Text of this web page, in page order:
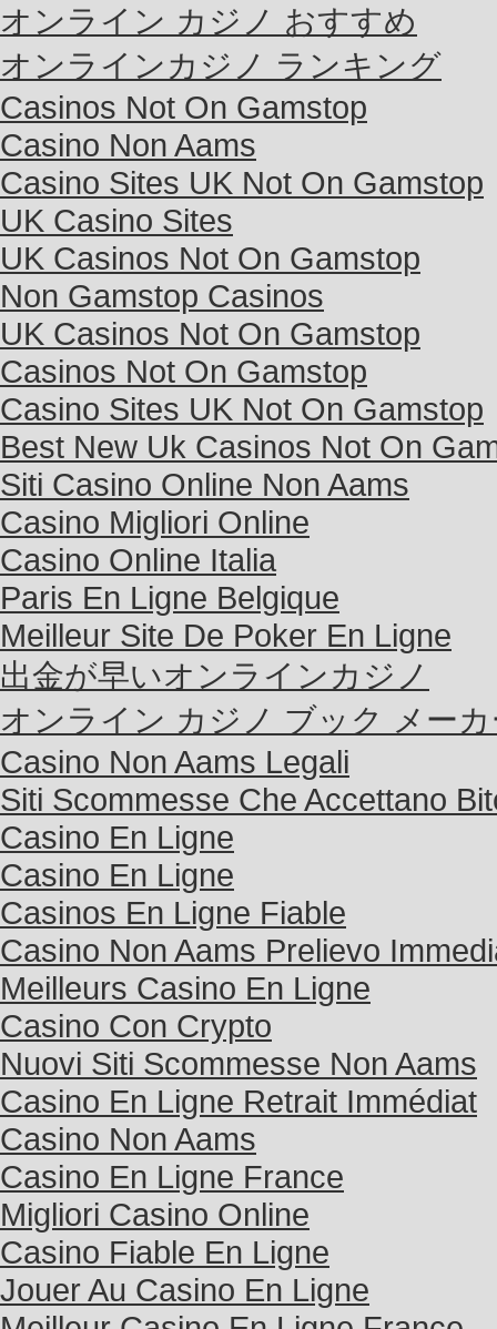
オンライン カジノ おすすめ
オンラインカジノ ランキング
Casinos Not On Gamstop
Casino Non Aams
Casino Sites UK Not On Gamstop
UK Casino Sites
UK Casinos Not On Gamstop
Non Gamstop Casinos
UK Casinos Not On Gamstop
Casinos Not On Gamstop
Casino Sites UK Not On Gamstop
Best New Uk Casinos Not On
Siti Casino Online Non Aams
Casino Migliori Online
Casino Online Italia
Paris En Ligne Belgique
Meilleur Site De Poker En Ligne
出金が早いオンラインカジノ
オンライン カジノ ブック メー
Casino Non Aams Legali
Siti Scommesse Che Accettano
Casino En Ligne
Casino En Ligne
Casinos En Ligne Fiable
Casino Non Aams Prelievo
Meilleurs Casino En Ligne
Casino Con Crypto
Nuovi Siti Scommesse Non Aams
Casino En Ligne Retrait Immédiat
Casino Non Aams
Casino En Ligne France
Migliori Casino Online
Casino Fiable En Ligne
Jouer Au Casino En Ligne